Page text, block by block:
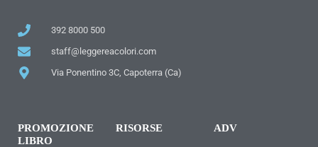
392 8000 500
staff@leggereacolori.com
Via Ponentino 3C, Capoterra (Ca)
PROMOZIONE
LIBRO
RISORSE ADV